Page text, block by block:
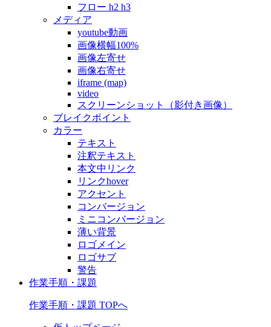
フロー h2 h3
メディア
youtube動画
画像横幅100%
画像左寄せ
画像右寄せ
iframe (map)
video
スクリーンショット（影付き画像）
ブレイクポイント
カラー
テキスト
注釈テキスト
本文中リンク
リンクhover
アクセント
コンバージョン
ミニコンバージョン
薄い背景
ロゴメイン
ロゴサブ
警告
作業手順・課題
作業手順・課題 TOPへ